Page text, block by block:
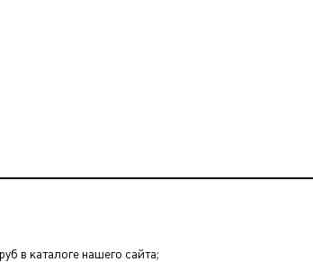
в каталоге нашего сайта;